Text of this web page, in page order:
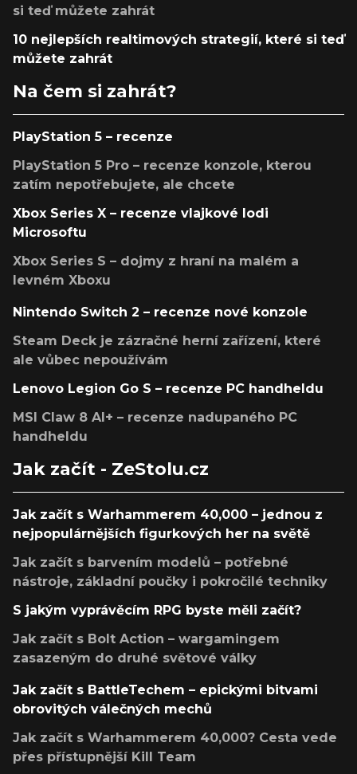
si teď můžete zahrát
10 nejlepších realtimových strategií, které si teď
můžete zahrát
Na čem si zahrát?
PlayStation 5 – recenze
PlayStation 5 Pro – recenze konzole, kterou
zatím nepotřebujete, ale chcete
Xbox Series X – recenze vlajkové lodi
Microsoftu
Xbox Series S – dojmy z hraní na malém a
levném Xboxu
Nintendo Switch 2 – recenze nové konzole
Steam Deck je zázračné herní zařízení, které
ale vůbec nepoužívám
Lenovo Legion Go S – recenze PC handheldu
MSI Claw 8 AI+ – recenze nadupaného PC
handheldu
Jak začít - ZeStolu.cz
Jak začít s Warhammerem 40,000 – jednou z
nejpopulárnějších figurkových her na světě
Jak začít s barvením modelů – potřebné
nástroje, základní poučky i pokročilé techniky
S jakým vyprávěcím RPG byste měli začít?
Jak začít s Bolt Action – wargamingem
zasazeným do druhé světové války
Jak začít s BattleTechem – epickými bitvami
obrovitých válečných mechů
Jak začít s Warhammerem 40,000? Cesta vede
přes přístupnější Kill Team